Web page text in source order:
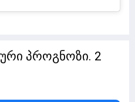
პროგნოზი. 2